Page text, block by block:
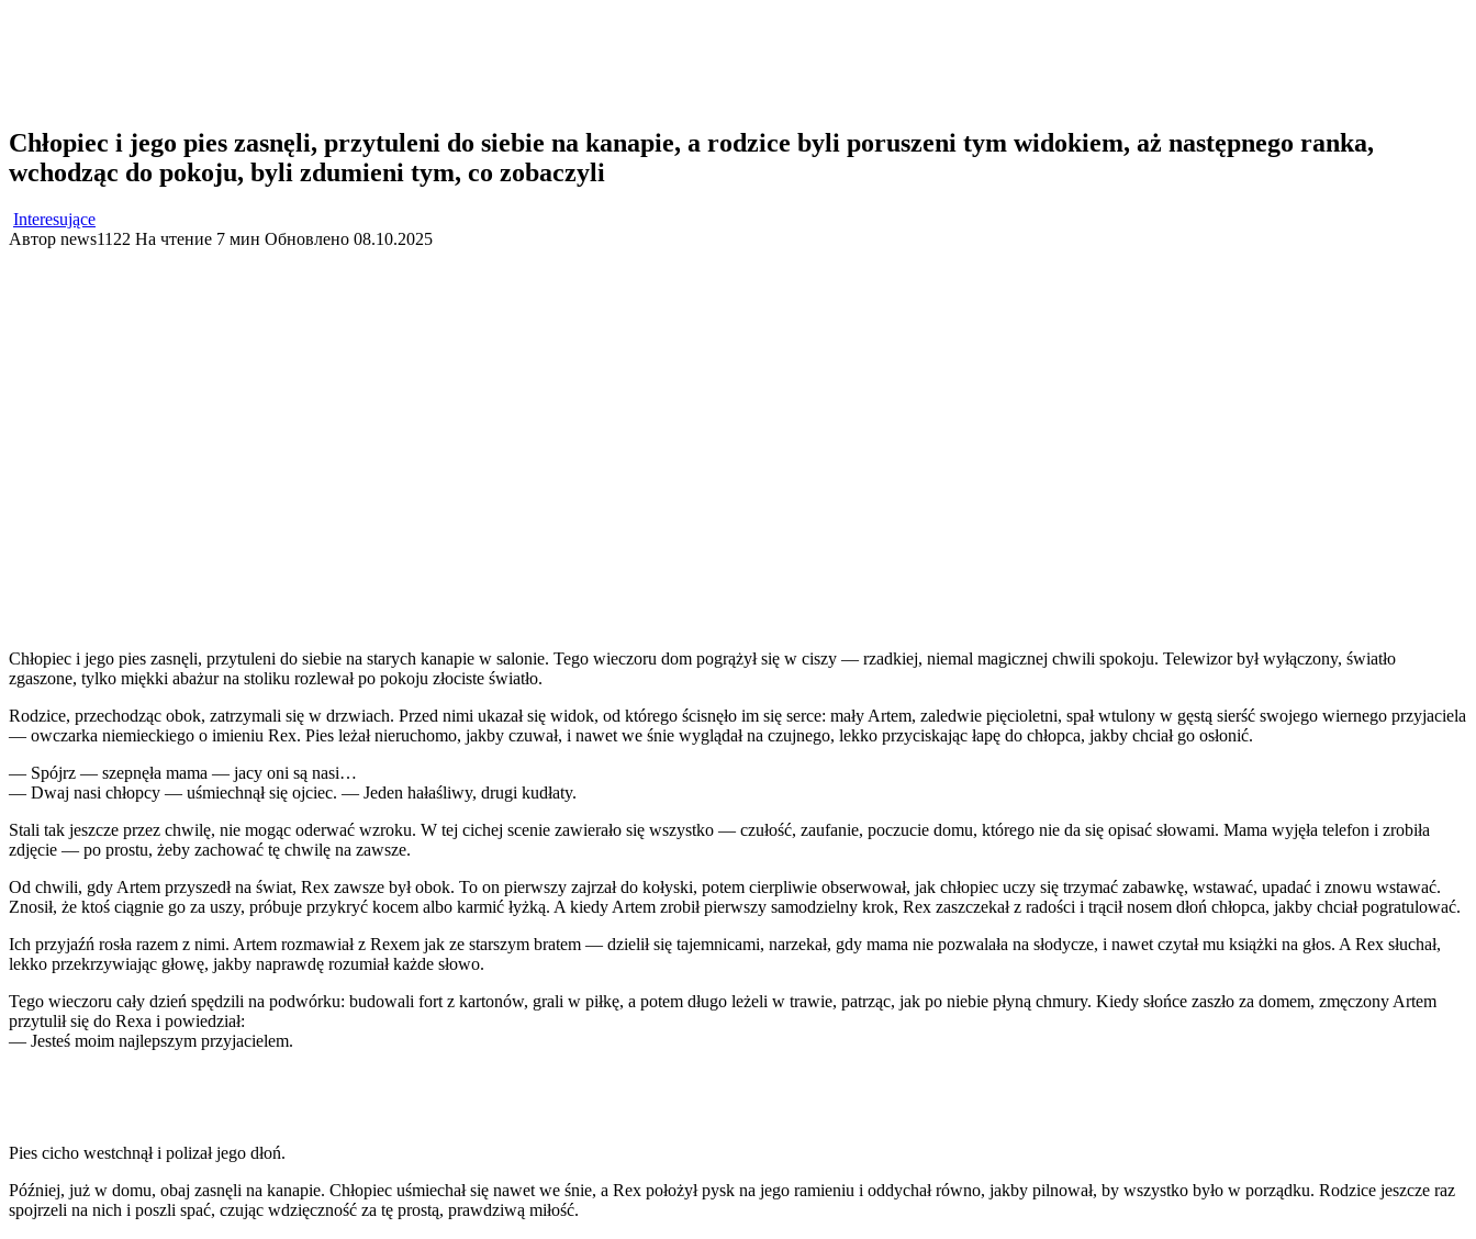
Chłopiec i jego pies zasnęli, przytuleni do siebie na kanapie, a rodzice byli poruszeni tym widokiem, aż następnego ranka,
wchodząc do pokoju, byli zdumieni tym, co zobaczyli
Interesujące
Автор news1122 На чтение 7 мин Обновлено 08.10.2025
Chłopiec i jego pies zasnęli, przytuleni do siebie na starych kanapie w salonie. Tego wieczoru dom pogrążył się w ciszy — rzadkiej, niemal magicznej chwili spokoju. Telewizor był wyłączony, światło
zgaszone, tylko miękki abażur na stoliku rozlewał po pokoju złociste światło.
Rodzice, przechodząc obok, zatrzymali się w drzwiach. Przed nimi ukazał się widok, od którego ścisnęło im się serce: mały Artem, zaledwie pięcioletni, spał wtulony w gęstą sierść swojego wiernego przyjaciela
— owczarka niemieckiego o imieniu Rex. Pies leżał nieruchomo, jakby czuwał, i nawet we śnie wyglądał na czujnego, lekko przyciskając łapę do chłopca, jakby chciał go osłonić.
— Spójrz — szepnęła mama — jacy oni są nasi…
— Dwaj nasi chłopcy — uśmiechnął się ojciec. — Jeden hałaśliwy, drugi kudłaty.
Stali tak jeszcze przez chwilę, nie mogąc oderwać wzroku. W tej cichej scenie zawierało się wszystko — czułość, zaufanie, poczucie domu, którego nie da się opisać słowami. Mama wyjęła telefon i zrobiła
zdjęcie — po prostu, żeby zachować tę chwilę na zawsze.
Od chwili, gdy Artem przyszedł na świat, Rex zawsze był obok. To on pierwszy zajrzał do kołyski, potem cierpliwie obserwował, jak chłopiec uczy się trzymać zabawkę, wstawać, upadać i znowu wstawać.
Znosił, że ktoś ciągnie go za uszy, próbuje przykryć kocem albo karmić łyżką. A kiedy Artem zrobił pierwszy samodzielny krok, Rex zaszczekał z radości i trącił nosem dłoń chłopca, jakby chciał pogratulować.
Ich przyjaźń rosła razem z nimi. Artem rozmawiał z Rexem jak ze starszym bratem — dzielił się tajemnicami, narzekał, gdy mama nie pozwalała na słodycze, i nawet czytał mu książki na głos. A Rex słuchał,
lekko przekrzywiając głowę, jakby naprawdę rozumiał każde słowo.
Tego wieczoru cały dzień spędzili na podwórku: budowali fort z kartonów, grali w piłkę, a potem długo leżeli w trawie, patrząc, jak po niebie płyną chmury. Kiedy słońce zaszło za domem, zmęczony Artem
przytulił się do Rexa i powiedział:
— Jesteś moim najlepszym przyjacielem.
Pies cicho westchnął i polizał jego dłoń.
Później, już w domu, obaj zasnęli na kanapie. Chłopiec uśmiechał się nawet we śnie, a Rex położył pysk na jego ramieniu i oddychał równo, jakby pilnował, by wszystko było w porządku. Rodzice jeszcze raz
spojrzeli na nich i poszli spać, czując wdzięczność za tę prostą, prawdziwą miłość.